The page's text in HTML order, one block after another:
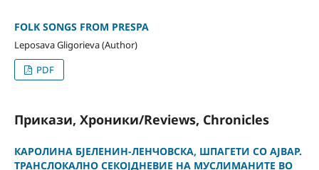
FOLK SONGS FROM PRESPA
Leposava Gligorieva (Author)
PDF
Прикази, Хроники/Reviews, Chronicles
КАРОЛИНА БЈЕЛЕНИН-ЛЕНЧОВСКА, ШПАГЕТИ СО АЈВАР.
ТРАНСЛОКАЛНО СЕКОЈДНЕВИЕ НА МУСЛИМАНИТЕ ВО